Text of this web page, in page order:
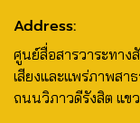
Address:
ศูนย์สื่อสารวาระทาง
เสียงและแพร่ภาพสา
ถนนวิภาวดีรังสิต แขว